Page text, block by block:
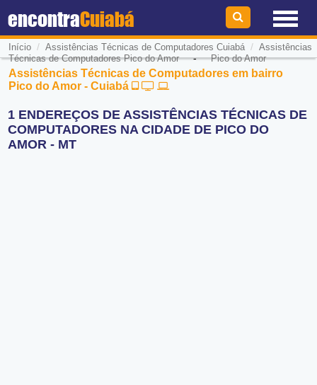
encontraCuiabá
Início / Assistências Técnicas de Computadores Cuiabá/ Assistências
Técnicas de Computadores Pico do Amor-Pico do Amor
Assistências Técnicas de Computadores em bairro
Pico do Amor - Cuiabá
1 ENDEREÇOS DE ASSISTÊNCIAS TÉCNICAS DE
COMPUTADORES NA CIDADE DE PICO DO
AMOR - MT